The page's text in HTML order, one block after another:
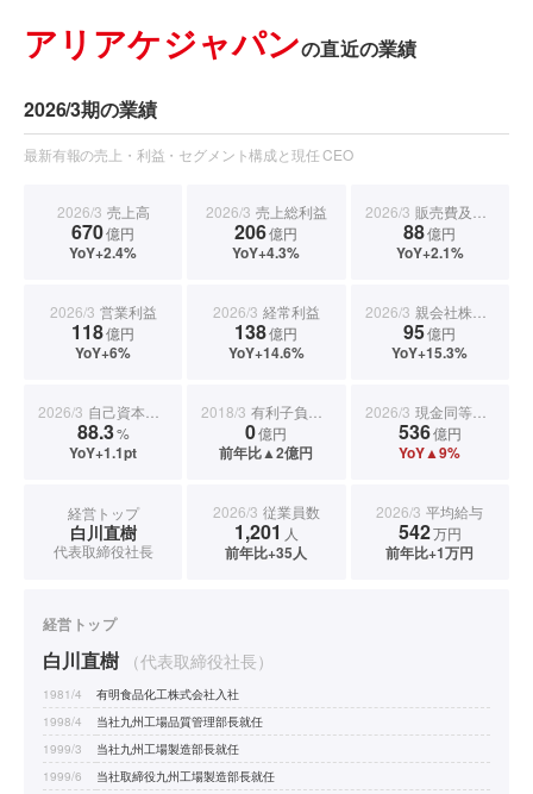
アリアケジャパンの直近の業績
2026/3期の業績
最新有報の売上・利益・セグメント構成と現任 CEO
2026/3 売上高
670億円
YoY+2.4%
2026/3 売上総利益
206億円
YoY+4.3%
2026/3 販売費及び一般管理費
88億円
YoY+2.1%
2026/3 営業利益
118億円
YoY+6%
2026/3 経常利益
138億円
YoY+14.6%
2026/3 親会社株主に帰属する当期純利益
95億円
YoY+15.3%
2026/3 自己資本比率
88.3%
YoY+1.1pt
2018/3 有利子負債合計
0億円
前年比▲2億円
2026/3 現金同等物期末残高
536億円
YoY▲9%
経営トップ
白川直樹
代表取締役社長
2026/3 従業員数
1,201 人
前年比+35人
2026/3 平均給与
542万円
前年比+1万円
経営トップ
白川直樹 （代表取締役社長）
1981/4
有明食品化工株式会社入社
1998/4
当社九州工場品質管理部長就任
1999/3
当社九州工場製造部長就任
1999/6
当社取締役九州工場製造部長就任